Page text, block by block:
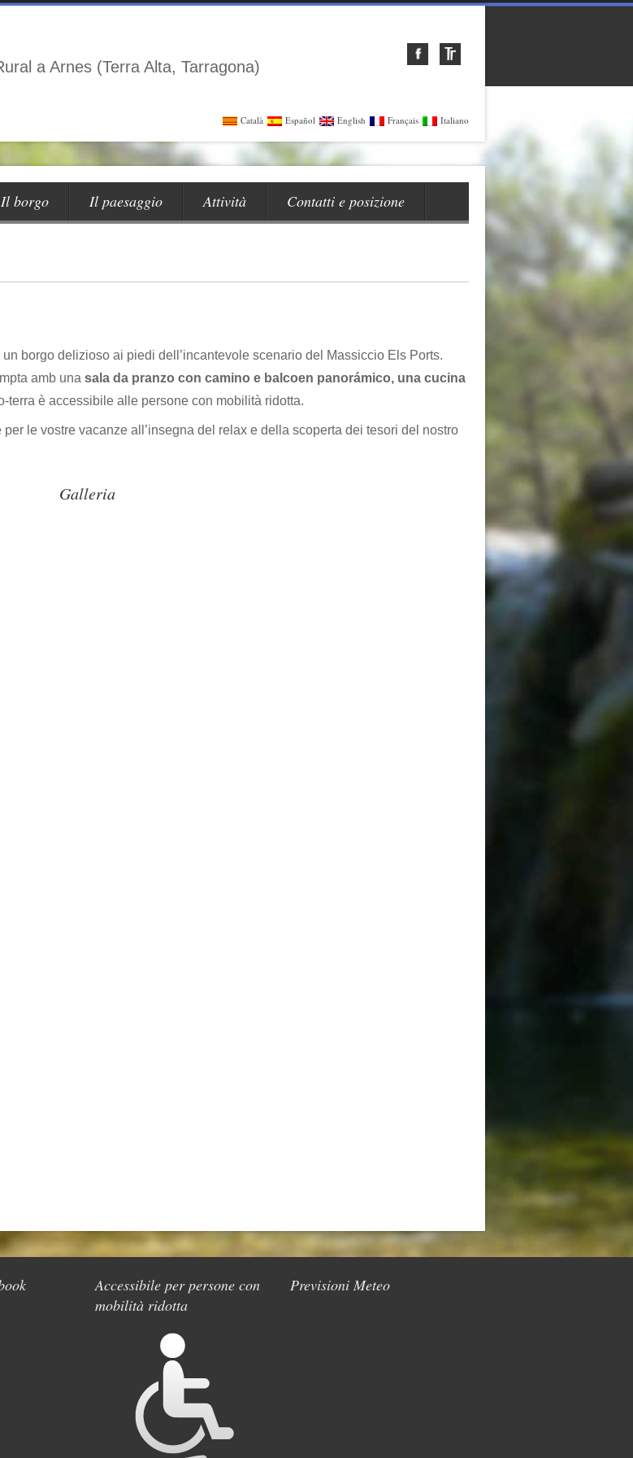
a Arnes (Terra Alta, Tarragona)
Català Español English Français Italiano
Il borgo Il paesaggio Attività Contatti e posizione
borgo delizioso ai piedi dell’incantevole scenario del Massiccio Els Ports.
amb una sala da pranzo con camino e balcoen panorámico, una cucina
terra è accessibile alle persone con mobilità ridotta.
le vostre vacanze all’insegna del relax e della scoperta dei tesori del nostro
Galleria
Accessibile per persone con
mobilità ridotta
Previsioni Meteo